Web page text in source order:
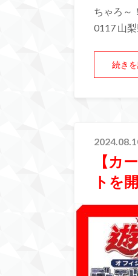
ちゃろ～
0117 山
続き
【カ
トを